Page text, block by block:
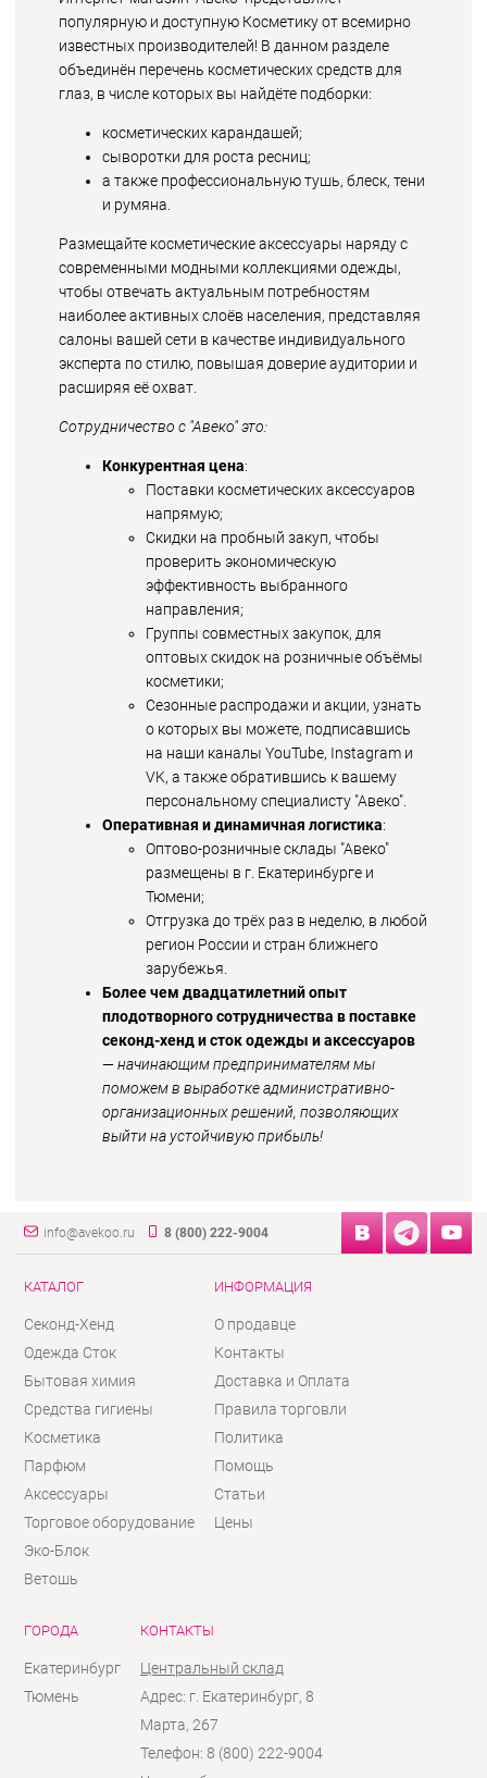
популярную и доступную Косметику от всемирно
известных производителей! В данном разделе
объединён перечень косметических средств для
глаз, в числе которых вы найдёте подборки:
косметических карандашей;
сыворотки для роста ресниц;
а также профессиональную тушь, блеск, тени
и румяна.
Размещайте косметические аксессуары наряду с
современными модными коллекциями одежды,
чтобы отвечать актуальным потребностям
наиболее активных слоёв населения, представляя
салоны вашей сети в качестве индивидуального
эксперта по стилю, повышая доверие аудитории и
расширяя её охват.
Сотрудничество с "Авеко" это:
Конкурентная цена:
Поставки косметических аксессуаров
напрямую;
Скидки на пробный закуп, чтобы
проверить экономическую
эффективность выбранного
направления;
Группы совместных закупок, для
оптовых скидок на розничные объёмы
косметики;
Сезонные распродажи и акции, узнать
о которых вы можете, подписавшись
на наши каналы YouTube, Instagram и
VK, а также обратившись к вашему
персональному специалисту "Авеко".
Оперативная и динамичная логистика:
Оптово-розничные склады "Авеко"
размещены в г. Екатеринбурге и
Тюмени;
Отгрузка до трёх раз в неделю, в любой
регион России и стран ближнего
зарубежья.
Более чем двадцатилетний опыт
плодотворного сотрудничества в поставке
секонд-хенд и сток одежды и аксессуаров
— начинающим предпринимателям мы
поможем в выработке административно-
организационных решений, позволяющих
выйти на устойчивую прибыль!
info@avekoo.ru 8 (800) 222-9004
КАТАЛОГ
Секонд-Хенд
Одежда Сток
Бытовая химия
Средства гигиены
Косметика
Парфюм
Аксессуары
Торговое оборудование
Эко-Блок
Ветошь
ИНФОРМАЦИЯ
О продавце
Контакты
Доставка и Оплата
Правила торговли
Политика
Помощь
Статьи
Цены
ГОРОДА
Екатеринбург
Тюмень
КОНТАКТЫ
Центральный склад
Адрес: г. Екатеринбург, 8
Марта, 267
Телефон: 8 (800) 222-9004